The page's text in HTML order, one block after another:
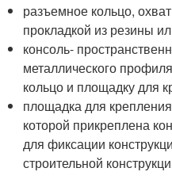
разъемное кольцо,
прокладкой из резины
консоль-
металлического
кольцо и площадку для
площадка для
которой прикреплена
для фиксации
строительной